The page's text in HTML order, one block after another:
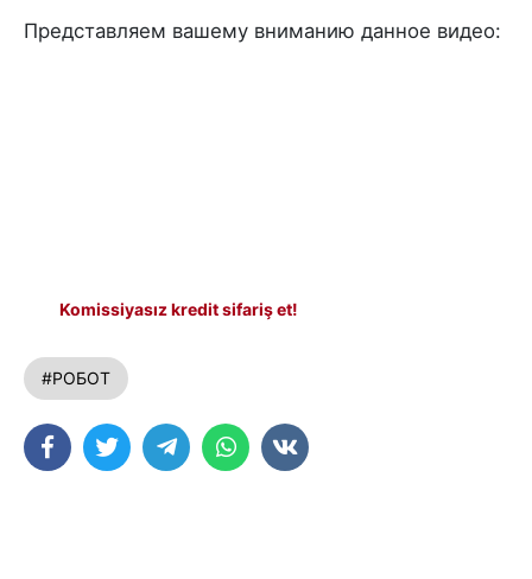
Представляем вашему вниманию данное видео:
Komissiyasız kredit sifariş et!
#РОБОТ